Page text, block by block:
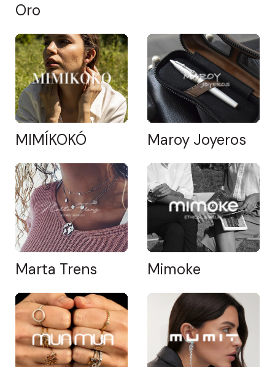
Oro
MIMÍKOKÓ Maroy Joyeros
Marta Trens Mimoke